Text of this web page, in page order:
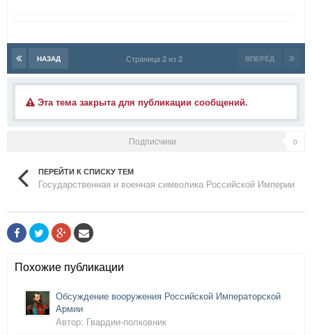
НАЗАД ВПЕРЁД
Страница 2 из 2
Эта тема закрыта для публикации сообщений.
Подписчики 0
ПЕРЕЙТИ К СПИСКУ ТЕМ
Государственная и военная символика Российской Империи
Похожие публикации
Обсуждение вооружения Российской Императорской
Армии
Автор: Гвардии-полковник